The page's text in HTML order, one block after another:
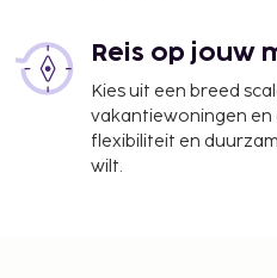
Reis op jouw
Kies uit een breed
vakantiewoningen
flexibiliteit en
wilt.